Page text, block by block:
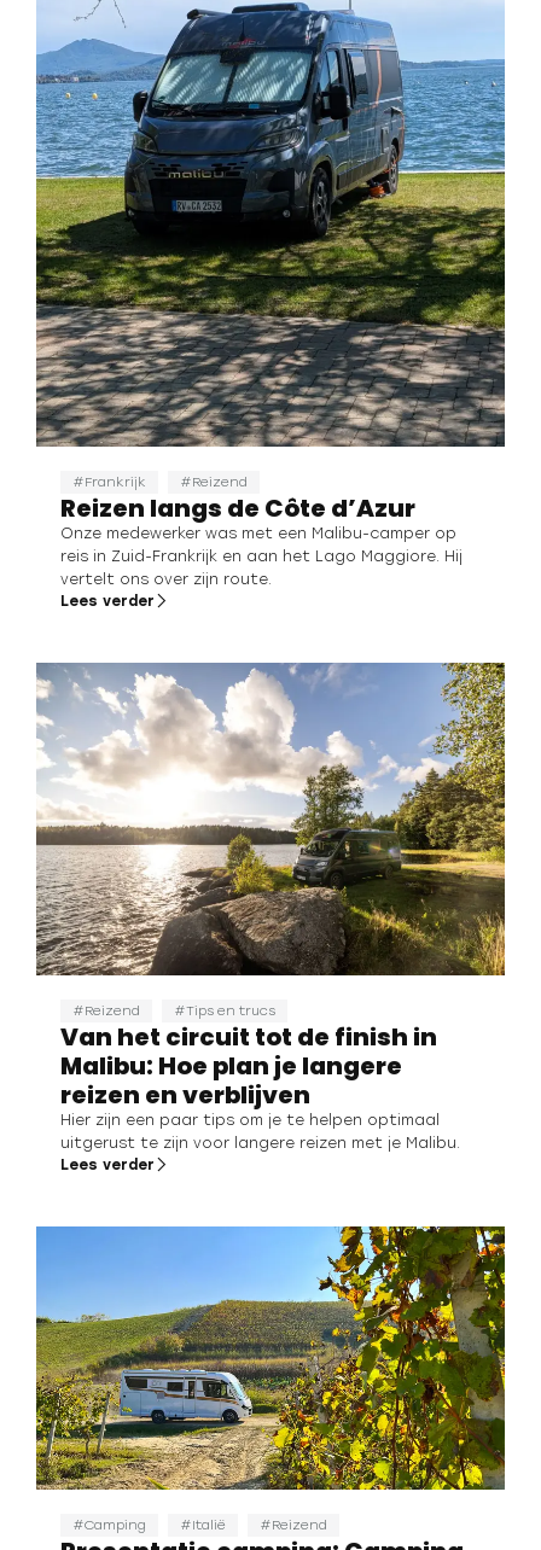
Frankrijk Reizend
Reizen langs de Côte d’Azur
Onze medewerker was met een Malibu-camper op
reis in Zuid-Frankrijk en aan het Lago Maggiore. Hij
vertelt ons over zijn route.
Lees verder
Reizend Tips en trucs
Van het circuit tot de finish in
Malibu: Hoe plan je langere
reizen en verblijven
Hier zijn een paar tips om je te helpen optimaal
uitgerust te zijn voor langere reizen met je Malibu.
Lees verder
Camping Italië Reizend